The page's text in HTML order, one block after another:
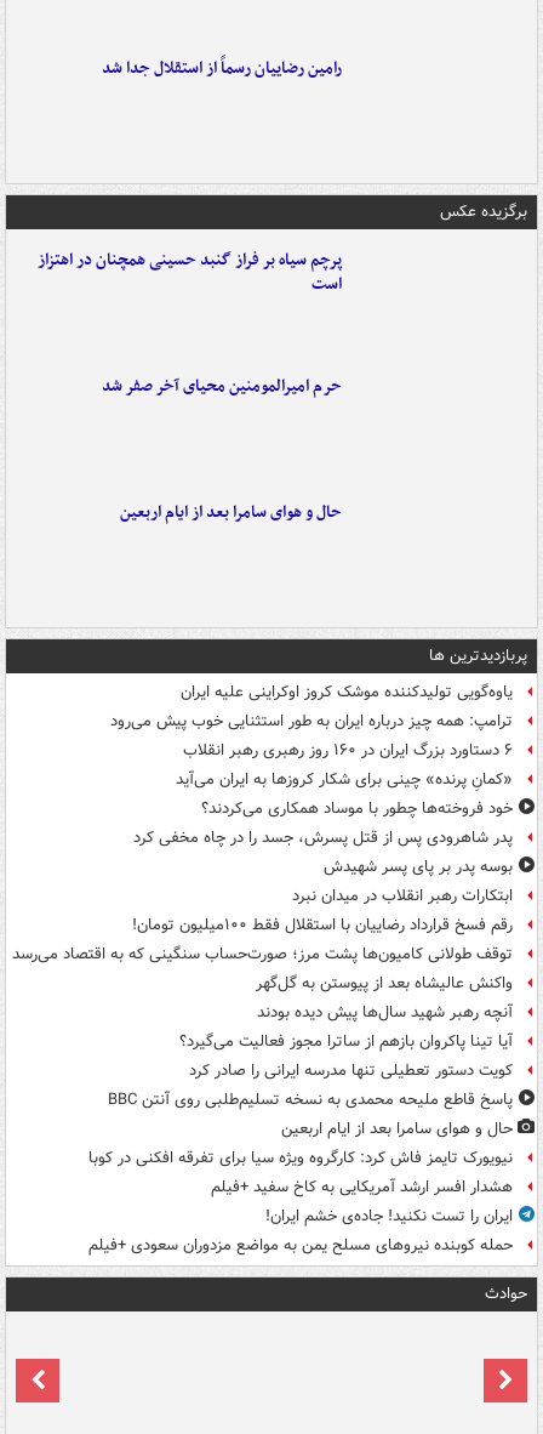
رامین رضاییان رسماً از استقلال جدا شد
برگزیده عکس
پرچم سیاه بر فراز گنبد حسینی همچنان در اهتزاز
است
حرم امیرالمومنین محیای آخر صفر شد
حال و هوای سامرا بعد از ایام اربعین
پربازدیدترین ها
یاوه‌گویی تولیدکننده موشک کروز اوکراینی علیه ایران
ترامپ: همه چیز درباره ایران به طور استثنایی خوب پیش می‌رود
۶ دستاورد بزرگ ایران در ۱۶۰ روز رهبری رهبر انقلاب
«کمانِ پرنده» چینی برای شکار کروزها به ایران می‌آید
خود فروخته‌ها چطور با موساد همکاری می‌کردند؟
پدر شاهرودی پس از قتل پسرش، جسد را در چاه مخفی کرد
بوسه‌ پدر بر پای پسر شهیدش
ابتکارات رهبر انقلاب در میدان نبرد
رقم فسخ قرارداد رضاییان با استقلال فقط ۱۰۰میلیون تومان!
توقف طولانی کامیون‌ها پشت مرز؛ صورت‌حساب سنگینی که به اقتصاد می‌رسد
واکنش عالیشاه بعد از پیوستن به گل‌گهر
آنچه رهبر شهید سال‌ها پیش دیده بودند
آیا تینا پاکروان بازهم از ساترا مجوز فعالیت می‌گیرد؟
کویت دستور تعطیلی تنها مدرسه ایرانی را صادر کرد
پاسخ قاطع ملیحه محمدی به نسخه تسلیم‌طلبی روی آنتن BBC
حال و هوای سامرا بعد از ایام اربعین
نیویورک تایمز فاش کرد: کارگروه ویژه سیا برای تفرقه افکنی در کوبا
هشدار افسر ارشد آمریکایی به کاخ سفید +فیلم
ایران را تست نکنید! جاده‌ی خشم ایران!
حمله کوبنده نیروهای مسلح یمن به مواضع مزدوران سعودی +فیلم
حوادث